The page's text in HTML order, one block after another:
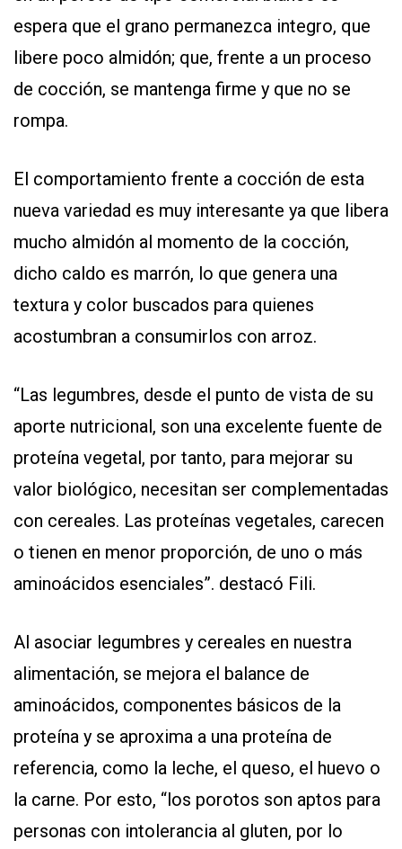
espera que el grano permanezca integro, que
libere poco almidón; que, frente a un proceso
de cocción, se mantenga firme y que no se
rompa.
El comportamiento frente a cocción de esta
nueva variedad es muy interesante ya que libera
mucho almidón al momento de la cocción,
dicho caldo es marrón, lo que genera una
textura y color buscados para quienes
acostumbran a consumirlos con arroz.
“Las legumbres, desde el punto de vista de su
aporte nutricional, son una excelente fuente de
proteína vegetal, por tanto, para mejorar su
valor biológico, necesitan ser complementadas
con cereales. Las proteínas vegetales, carecen
o tienen en menor proporción, de uno o más
aminoácidos esenciales”. destacó Fili.
Al asociar legumbres y cereales en nuestra
alimentación, se mejora el balance de
aminoácidos, componentes básicos de la
proteína y se aproxima a una proteína de
referencia, como la leche, el queso, el huevo o
la carne. Por esto, “los porotos son aptos para
personas con intolerancia al gluten, por lo